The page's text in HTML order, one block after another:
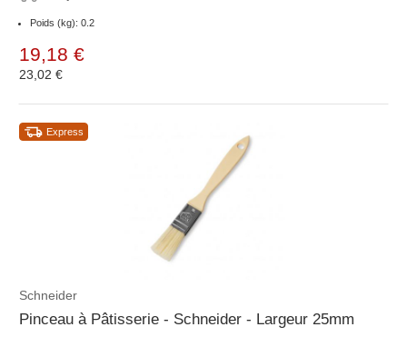
Poids (kg): 0.2
19,18 €
23,02 €
Express
Schneider
Pinceau à Pâtisserie - Schneider - Largeur 25mm